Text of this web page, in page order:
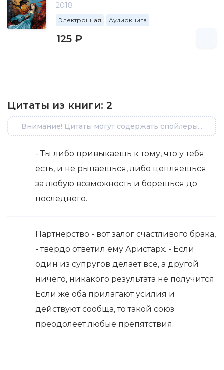
2018
Электронная Аудиокнига
125 ₽
Цитаты из книги: 2
Внимание! Цитаты могут содержать спойлеры...
- Ты либо привыкаешь к тому, что у тебя
есть, и не рыпаешься, либо цепляешься
за любую возможность и борешься до
последнего.
Партнёрство - вот залог счастливого брака,
- твёрдо ответил ему Аристарх. - Если
один из супругов делает всё, а другой
ничего, никакого результата не получится.
Если же оба прилагают усилия и
действуют сообща, то такой союз
преодолеет любые препятствия.